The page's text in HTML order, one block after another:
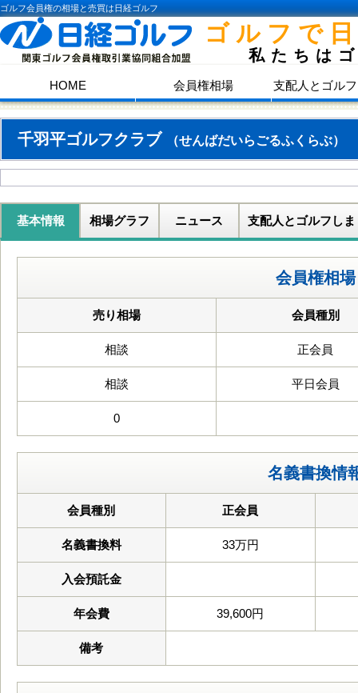
ゴルフ会員権の相場と売買は日経ゴルフ
ゴルフで
私たちは
HOME 会員権相場 支配人とゴル
千羽平ゴルフクラブ （せんばだいらごるふくらぶ）
基本情報 相場グラフ ニュース 支配人とゴルフしま
会員権相場
売り相場 会員種別
相談 正会員
相談 平日会員
0
名義書換情
会員種別 正会員
名義書換料 33万円
入会預託金
年会費 39,600円
備考